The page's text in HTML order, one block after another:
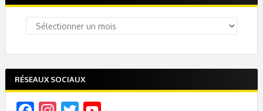
Archives
RÉSEAUX SOCIAUX